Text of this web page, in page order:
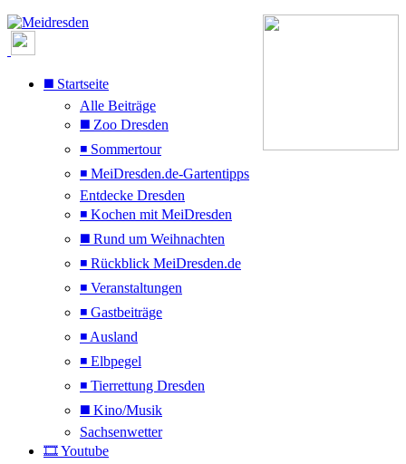
◼️ Startseite
Alle Beiträge
◼️ Zoo Dresden
◾ Sommertour
◾ MeiDresden.de-Gartentipps
Entdecke Dresden
◾ Kochen mit MeiDresden
◼️ Rund um Weihnachten
◾ Rückblick MeiDresden.de
◾ Veranstaltungen
◾ Gastbeiträge
◾ Ausland
◾ Elbpegel
◾ Tierrettung Dresden
◼️ Kino/Musik
Sachsenwetter
🎞️ Youtube